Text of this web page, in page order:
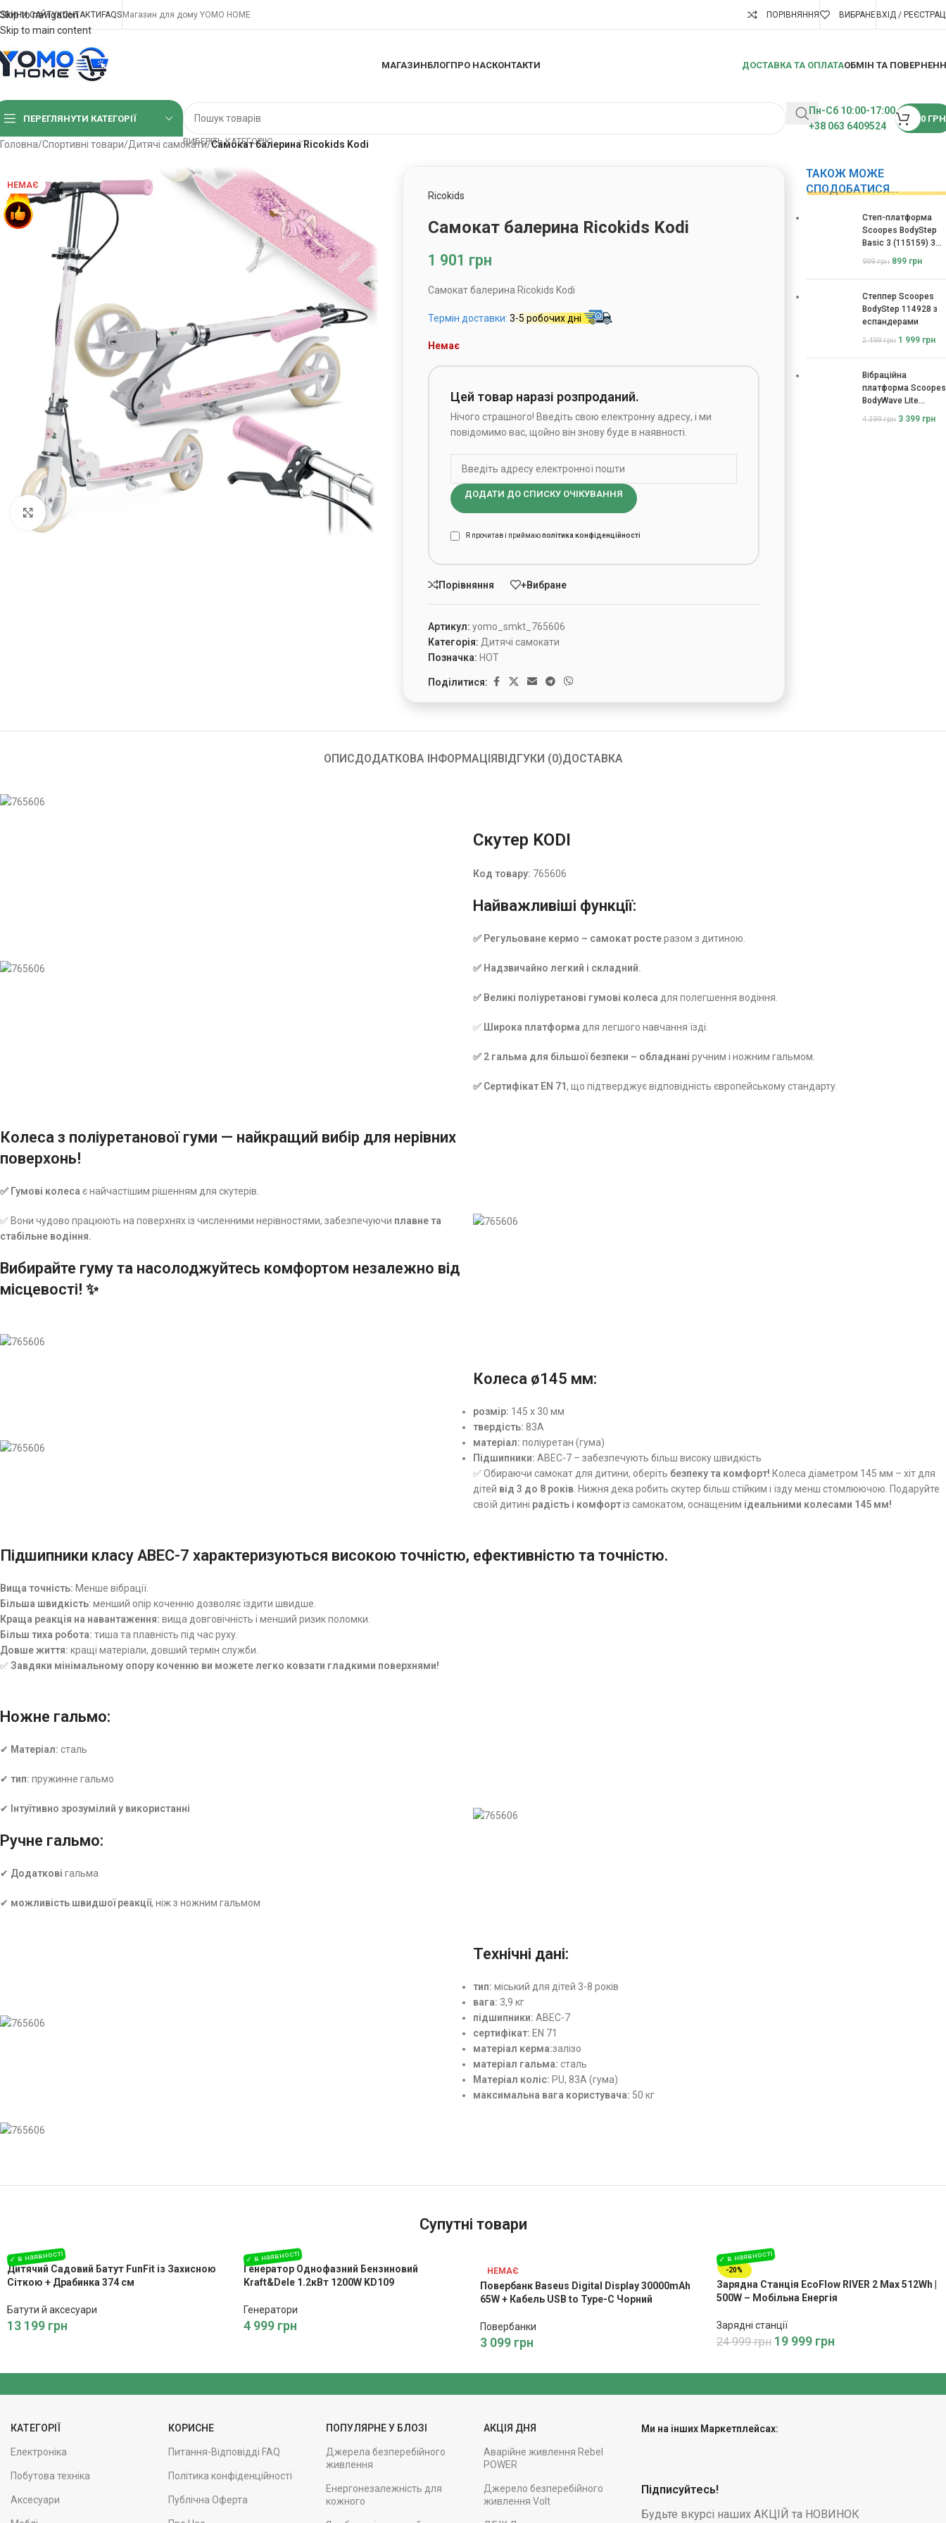
Skip to navigation
Skip to main content
САЙТУКОНТАКТИFAQSМагазин для дому YOMO HOME ПОРІВНЯННЯ ВИБРАНЕВХІД /
МАГАЗИНБЛОГПРО НАСКОНТАКТИ ДОСТАВКА ТА ОПЛАТАОБМІН ТА
ПЕРЕГЛЯНУТИ КАТЕГОРІЇ
ВИБЕРІТЬ КАТЕГОРІЮ
Пн-Сб 10:00-17:00
+38 063 6409524
0 ГРН
Головна/Спортивні товари/Дитячі самокати/Самокат балерина Ricokids Kodi
НЕМАЄ
Клацніть, щоб збільшити
Ricokids
Самокат балерина Ricokids Kodi
1 901 грн
Самокат балерина Ricokids Kodi
Термін доставки:3-5 робочих дні
Немає
Цей товар наразі розпроданий.
Нічого страшного! Введіть свою електронну адресу, і ми
повідомимо вас, щойно він знову буде в наявності.
ДОДАТИ ДО СПИСКУ ОЧІКУВАННЯ
Я прочитав і приймаюполітика конфіденційності
Порівняння +Вибране
Артикул:yomo_smkt_765606
Категорія: Дитячі самокати
Позначка: HOT
Поділитися:
ТАКОЖ МОЖЕ
СПОДОБАТИСЯ…
Степ-платформа
Scoopes BodyStep
Basic 3 (115159) 3
999грн 899 грн
Степпер Scoopes
BodyStep 114928 з
еспандерами
2 499грн 1 999 грн
Вібраційна
платформа Scoopes
BodyWave Lite
4 399грн 3 399 грн
ОПИСДОДАТКОВА ІНФОРМАЦІЯВІДГУКИ (0)ДОСТАВКА
Скутер KODI
Код товару: 765606
Найважливіші функції:
✅ Регульоване кермо – самокат ростеразом з дитиною.
✅ Надзвичайно легкий і складний.
✅ Великі поліуретанові гумові колеса для полегшення водіння.
✅ Широка платформа для легшого навчання їзді.
✅ 2 гальма для більшої безпеки – обладнані ручним і ножним гальмом.
✅ Сертифікат EN 71, що підтверджує відповідність європейському стандарту.
Колеса з поліуретанової гуми — найкращий вибір для нерівних
поверхонь!
✅ Гумові колеса є найчастішим рішенням для скутерів.
✅ Вони чудово працюють на поверхнях із численними нерівностями, забезпечуючи плавне та
стабільне водіння.
Вибирайте гуму та насолоджуйтесь комфортом незалежно від
місцевості! ✨
Колеса ø145 мм:
розмір: 145 x 30 мм
твердість: 83A
матеріал: поліуретан (гума)
Підшипники: ABEC-7 – забезпечують більш високу швидкість
✅ Обираючи самокат для дитини, оберіть безпеку та комфорт! Колеса діаметром 145 мм – хіт для
дітей від 3 до 8 років . Нижня дека робить скутер більш стійким і їзду менш стомлюючою. Подаруйте
своїй дитині радість і комфортіз самокатом, оснащеним ідеальними колесами 145 мм!
Підшипники класу ABEC-7 характеризуються високою точністю, ефективністю та точністю.
Вища точність: Менше вібрації.
Більша швидкість: менший опір коченню дозволяє їздити швидше.
Краща реакція на навантаження: вища довговічність і менший ризик поломки.
Більш тиха робота: тиша та плавність під час руху.
Довше життя: кращі матеріали, довший термін служби.
✅Завдяки мінімальному опору коченню ви можете легко ковзати гладкими поверхнями!
Ножне гальмо:
✔ Матеріал: сталь
✔ тип: пружинне гальмо
✔ Інтуїтивно зрозумілий у використанні
Ручне гальмо:
✔ Додаткові гальма
✔ можливість швидшої реакції, ніж з ножним гальмом
Технічні дані:
тип: міський для дітей 3-8 років
вага: 3,9 кг
підшипники: ABEC-7
сертифікат: EN 71
матеріал керма:залізо
матеріал гальма: сталь
Матеріал коліс: PU, 83A (гума)
максимальна вага користувача: 50 кг
Супутні товари
Дитячий Садовий Батут FunFit із Захисною
Сіткою + Драбинка 374 см
Батути й аксесуари
13 199 грн
Генератор Однофазний Бензиновий
Kraft&Dele 1.2кВт 1200W KD109
Генератори
4 999 грн
НЕМАЄ
Повербанк Baseus Digital Display 30000mAh
65W + Кабель USB to Type-C Чорний
Повербанки
3 099 грн
-20%
Зарядна Станція EcoFlow RIVER 2 Max 512Wh |
500W – Мобільна Енергія
Зарядні станції
24 999грн 19 999 грн
КАТЕГОРІЇ
Електроніка
Побутова техніка
Аксесуари
КОРИСНЕ
Питання-Відповідді FAQ
Політика конфіденційності
Публічна Оферта
ПОПУЛЯРНЕ У БЛОЗІ
Джерела безперебійного
живлення
Енергонезалежність для
кожного
АКЦІЯ ДНЯ
Аварійне живлення Rebel
POWER
Джерело безперебійного
живлення Volt
Ми на інших Маркетплейсах:
Підписуйтесь!
Будьте вкурсі наших АКЦІЙ та НОВИНОК